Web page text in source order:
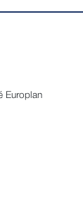
Europlan